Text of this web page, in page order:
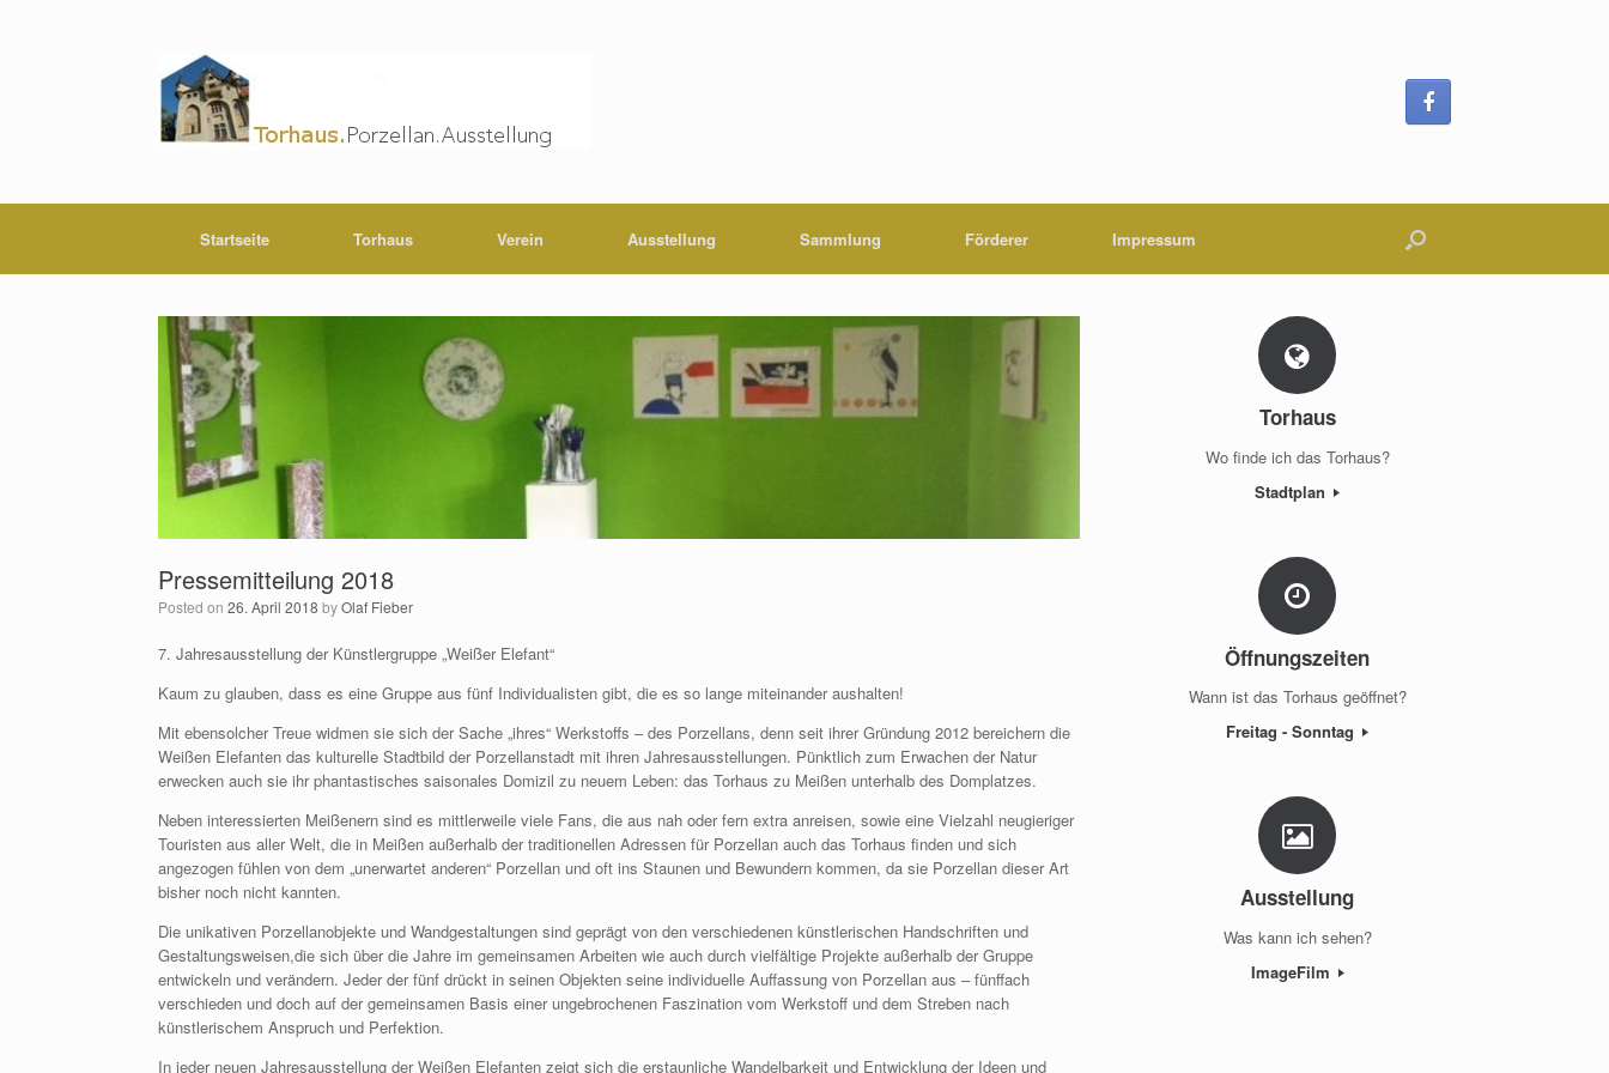
Startseite Torhaus Verein Ausstellung Sammlung Förderer Impressum
Pressemitteilung 2018
Posted on 26. April 2018 byOlaf Fieber
7. Jahresausstellung der Künstlergruppe „Weißer Elefant“
Kaum zu glauben, dass es eine Gruppe aus fünf Individualisten gibt, die es so lange miteinander aushalten!
Mit ebensolcher Treue widmen sie sich der Sache „ihres“ Werkstoffs – des Porzellans, denn seit ihrer Gründung 2012 bereichern die
Weißen Elefanten das kulturelle Stadtbild der Porzellanstadt mit ihren Jahresausstellungen. Pünktlich zum Erwachen der Natur
erwecken auch sie ihr phantastisches saisonales Domizil zu neuem Leben: das Torhaus zu Meißen unterhalb des Domplatzes.
Neben interessierten Meißenern sind es mittlerweile viele Fans, die aus nah oder fern extra anreisen, sowie eine Vielzahl neugieriger
Touristen aus aller Welt, die in Meißen außerhalb der traditionellen Adressen für Porzellan auch das Torhaus finden und sich
angezogen fühlen von dem „unerwartet anderen“ Porzellan und oft ins Staunen und Bewundern kommen, da sie Porzellan dieser Art
bisher noch nicht kannten.
Die unikativen Porzellanobjekte und Wandgestaltungen sind geprägt von den verschiedenen künstlerischen Handschriften und
Gestaltungsweisen,die sich über die Jahre im gemeinsamen Arbeiten wie auch durch vielfältige Projekte außerhalb der Gruppe
entwickeln und verändern. Jeder der fünf drückt in seinen Objekten seine individuelle Auffassung von Porzellan aus – fünffach
verschieden und doch auf der gemeinsamen Basis einer ungebrochenen Faszination vom Werkstoff und dem Streben nach
künstlerischem Anspruch und Perfektion.
In jeder neuen Jahresausstellung der Weißen Elefanten zeigt sich die erstaunliche Wandelbarkeit und Entwicklung der Ideen und
Torhaus
Wo finde ich das Torhaus?
Stadtplan
Öffnungszeiten
Wann ist das Torhaus geöffnet?
Freitag - Sonntag
Ausstellung
Was kann ich sehen?
ImageFilm